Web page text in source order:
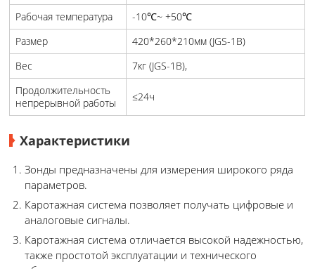
Рабочая температура
-10℃~ +50℃
Размер
420*260*210мм (JGS-1B)
Вес
7кг (JGS-1B),
Продолжительность
непрерывной работы
≤24ч
Характеристики
Зонды предназначены для измерения широкого ряда
параметров.
Каротажная система позволяет получать цифровые и
аналоговые сигналы.
Каротажная система отличается высокой надежностью, а
также простотой эксплуатации и технического